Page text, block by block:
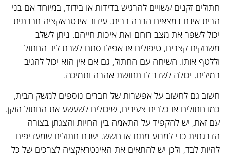
חתולים זקנים עשויים להרגיש בדידות או בידוד, במיוחד אם בני
הבית אינם נמצאים הרבה בבית. עידוד אינטראקציה חברתית
יכול לשפר את מצב רוחם ואת איכות חייהם. ניתן לשלב
משחקים קצרים, טיפולים או אפילו סתם לשבת ליד החתול
וללטף אותו. השיחה עם החתול, גם אם אין הוא יכול להגיב
במילים, יכולה לשדר לו תחושת אהבה ותמיכה.
חשוב גם לחשוב על אפשרות של חברים נוספים למשק הבית,
כמו חתולים או כלבים צעירים, שיכולים לשעשע את החתול הזקן.
עם זאת, יש להקפיד על התאמה בין החיות והצגתן בצורה
הדרגתית כדי למנוע מתח או חשש. ישנם חתולים שמעדיפים
להיות לבד, ולכן יש להתאים את האינטראקציה לצרכים של כל